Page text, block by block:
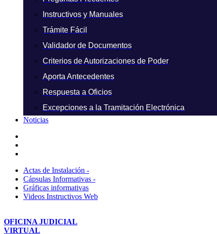
Instructivos y Manuales
Trámite Fácil
Validador de Documentos
Criterios de Autorizaciones de Poder
Aporta Antecedentes
Respuesta a Oficios
Excepciones a la Tramitación Electrónica
Noticias
Actas de Instalación -
Cápsulas Informativas -
Gráficas informativas
Videos Instructivos Web
OFICINA JUDICIAL
VIRTUAL